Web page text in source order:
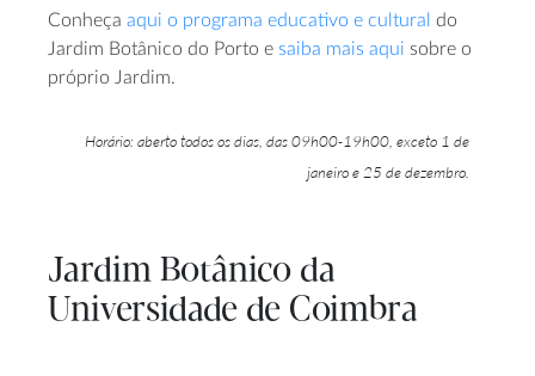
Conheça aqui o programa educativo e cultural do
Jardim Botânico do Porto e saiba mais aqui sobre o
próprio Jardim.
Horário: aberto todos os dias, das 09h00-19h00, exceto 1 de
janeiro e 25 de dezembro.
Jardim Botânico da
Universidade de Coimbra